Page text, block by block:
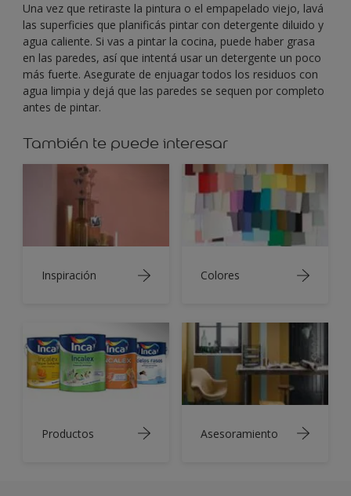
Una vez que retiraste la pintura o el empapelado viejo, lavá
las superficies que planificás pintar con detergente diluido y
agua caliente. Si vas a pintar la cocina, puede haber grasa
en las paredes, así que intentá usar un detergente un poco
más fuerte. Asegurate de enjuagar todos los residuos con
agua limpia y dejá que las paredes se sequen por completo
antes de pintar.
También te puede interesar
Inspiración Colores
Productos Asesoramiento